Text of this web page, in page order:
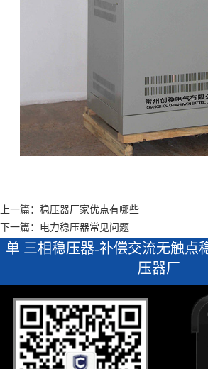
上一篇：稳压器厂家优点有哪些
下一篇：电力稳压器常见问题
单 三相稳压器-补偿交流无触点
压器厂